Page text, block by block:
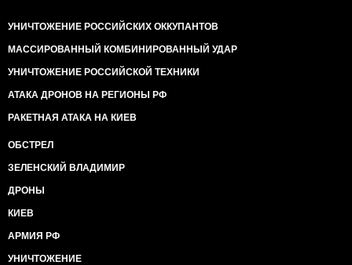
УНИЧТОЖЕНИЕ РОССИЙСКИХ ОККУПАНТОВ
МАССИРОВАННЫЙ КОМБИНИРОВАННЫЙ УДАР
УНИЧТОЖЕНИЕ РОССИЙСКОЙ ТЕХНИКИ
АТАКА ДРОНОВ НА РЕГИОНЫ РФ
РАКЕТНАЯ АТАКА НА КИЕВ
ОБСТРЕЛ
ЗЕЛЕНСКИЙ ВЛАДИМИР
ДРОНЫ
КИЕВ
АРМИЯ РФ
УНИЧТОЖЕНИЕ